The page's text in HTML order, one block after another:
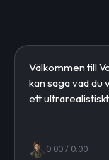
0:00 / 0:00